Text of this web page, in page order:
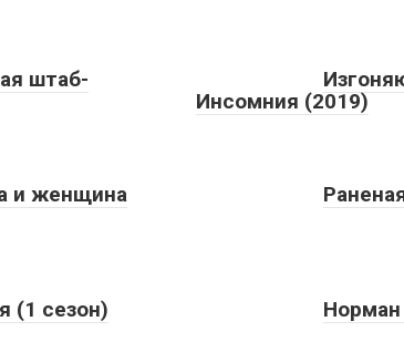
штаб-
Инсомния (2019)
и женщина
(1 сезон)